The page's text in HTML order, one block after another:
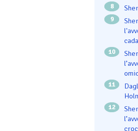
8
9
10
11
12